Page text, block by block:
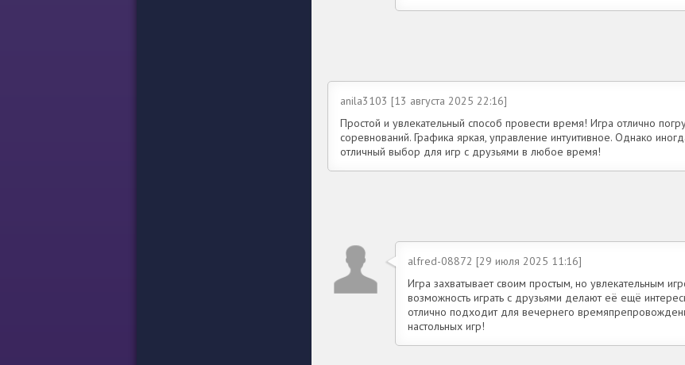
anila3103 [13 августа 2025 22:16]
Простой и увлекательный способ провести время! Игра отлично
соревнований. Графика яркая, управление интуитивное. Однако
отличный выбор для игр с друзьями в любое время!
alfred-08872 [29 июля 2025 11:16]
Игра захватывает своим простым, но увлекательным
возможность играть с друзьями делают её ещё
отлично подходит для вечернего
настольных игр!